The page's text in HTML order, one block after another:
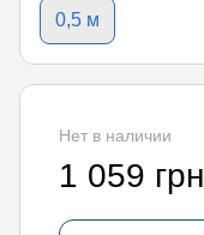
0,5 м
Нет в наличии
1 059 грн